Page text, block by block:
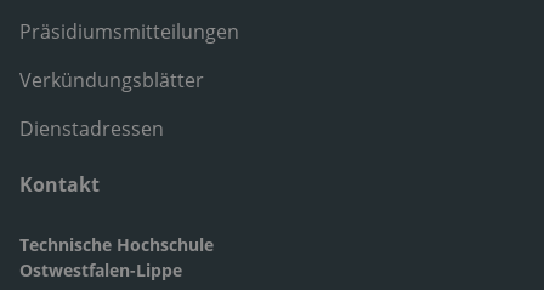
Präsidiumsmitteilungen
Verkündungsblätter
Dienstadressen
Kontakt
Technische Hochschule
Ostwestfalen-Lippe